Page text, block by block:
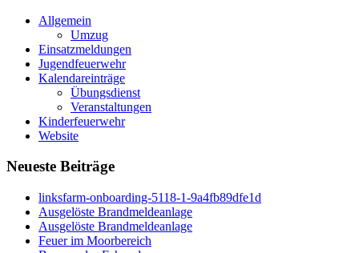
Allgemein
Umzug
Einsatzmeldungen
Jugendfeuerwehr
Kalendareinträge
Übungsdienst
Veranstaltungen
Kinderfeuerwehr
Website
Neueste Beiträge
linksfarm-onboarding-5118-1-9a4fb89dfe1d
Ausgelöste Brandmeldeanlage
Ausgelöste Brandmeldeanlage
Feuer im Moorbereich